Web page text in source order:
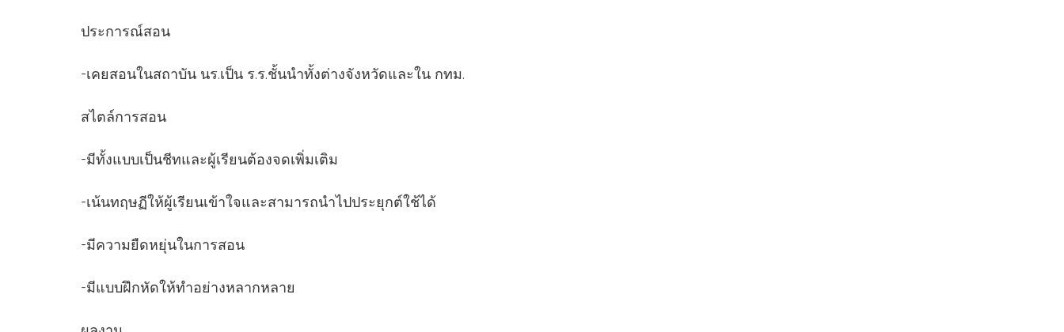
ประการณ์สอน
-เคยสอนในสถาบัน นร.เป็น ร.ร.ชั้นนำทั้งต่างจังหวัดและใน กทม.
สไตล์การสอน
-มีทั้งแบบเป็นชีทและผู้เรียนต้องจดเพิ่มเติม
-เน้นทฤษฏีให้ผู้เรียนเข้าใจและสามารถนำไปประยุกต์ใช้ได้
-มีความยืดหยุ่นในการสอน
-มีแบบฝึกหัดให้ทำอย่างหลากหลาย